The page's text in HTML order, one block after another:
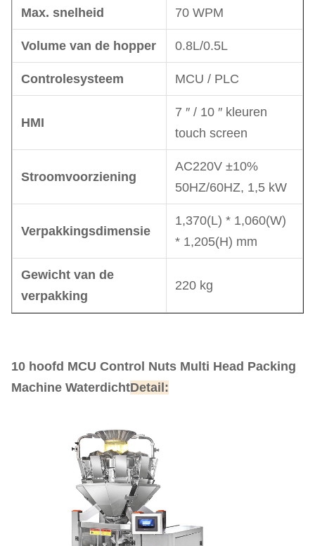
Max. snelheid 70 WPM
Volume van de hopper 0.8L/0.5L
Controlesysteem MCU / PLC
HMI
7 ′′ / 10 ′′ kleuren
touch screen
Stroomvoorziening
AC220V ±10%
50HZ/60HZ, 1,5 kW
Verpakkingsdimensie
1,370(L) * 1,060(W)
* 1,205(H) mm
Gewicht van de
verpakking
220 kg
10 hoofd MCU Control Nuts Multi Head Packing
Machine WaterdichtDetail: